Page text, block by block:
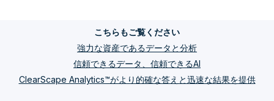
こちらもご覧ください
強力な資産であるデータと分析
信頼できるデータ、信頼できるAI
ClearScape Analytics™がより的確な答えと迅速な結果を提供